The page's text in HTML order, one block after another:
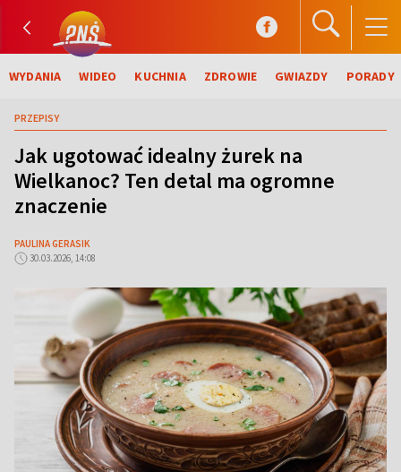
WYDANIA WIDEO KUCHNIA ZDROWIE GWIAZDY PORADY
PRZEPISY
Jak ugotować idealny żurek na
Wielkanoc? Ten detal ma ogromne
znaczenie
PAULINA GERASIK
30.03.2026, 14:08